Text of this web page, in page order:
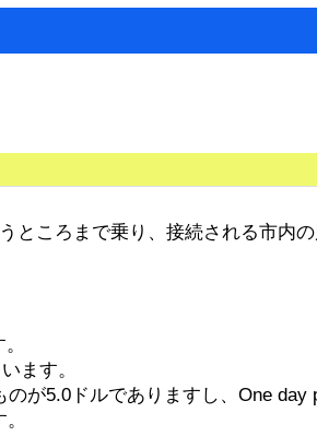
ところまで乗り、接続される市内
ます。
が5.0ドルでありますし、One day